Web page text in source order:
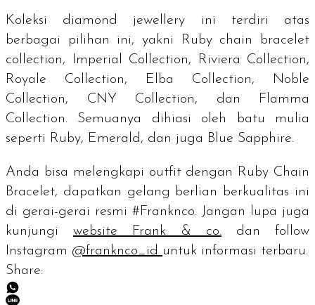
Koleksi diamond jewellery ini terdiri atas
berbagai pilihan ini, yakni
Ruby chain bracelet
collection,
Imperial Collection, Riviera Collection,
Royale Collection, Elba Collection, Noble
Collection, CNY Collection, dan Flamma
Collection. Semuanya dihiasi oleh batu mulia
seperti Ruby, Emerald, dan juga Blue Sapphire.
Anda bisa melengkapi outfitdengan Ruby Chain
Bracelet, dapatkan gelang berlian berkualitas ini
di gerai-gerai resmi #Franknco. Jangan lupa juga
kunjungiwebsite Frank & co.danfollow
Instagram @franknco_id untuk informasi terbaru.
Share: